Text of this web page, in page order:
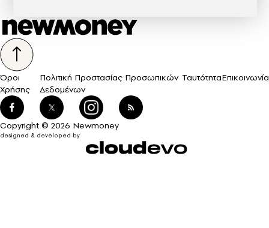
Όροι
Χρήσης
Πολιτική Προστασίας Προσωπικών
Δεδομένων
ΤαυτότηταΕπικοινωνία
Copyright © 2026 Newmoney
designed & developed by